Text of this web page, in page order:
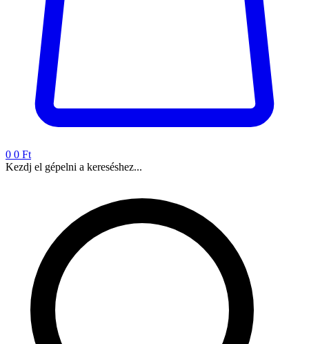
0 0 Ft
Kezdj el gépelni a kereséshez...